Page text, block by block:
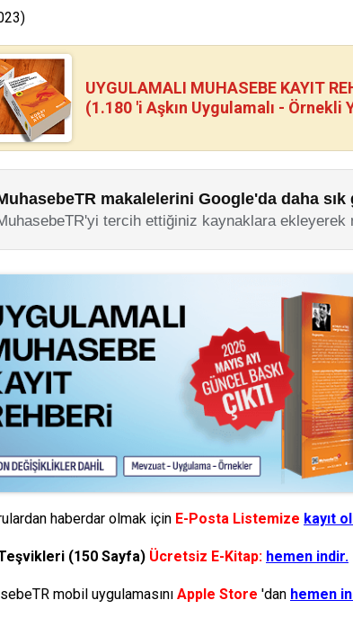
UYGULAMALI MUHASEBE KAYIT
(1.180 'i Aşkın Uygulamalı - Örnekli
makalelerini Google'da daha sık
tercih ettiğiniz kaynaklara ekleyerek
haberdar olmak için E-Posta Listemize kayıt
(150 Sayfa) Ücretsiz E-Kitap: hemen indir.
mobil uygulamasını Apple Store 'dan hemen